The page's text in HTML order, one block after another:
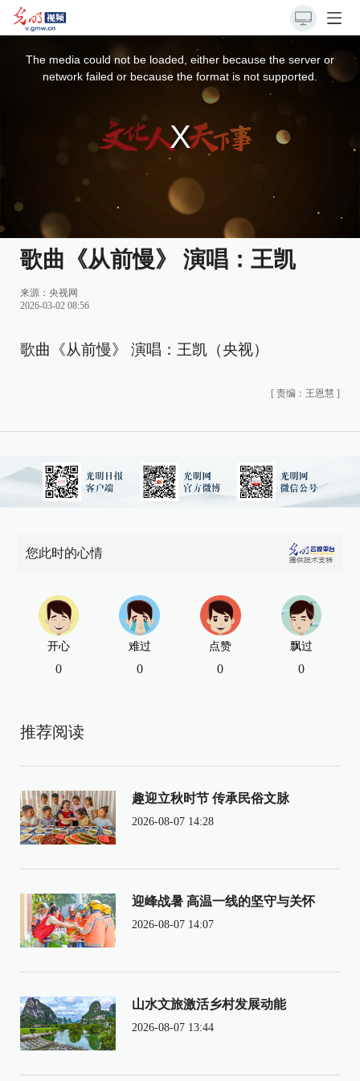
The media could not be loaded, either because the server or
network failed or because the format is not supported.
歌曲《从前慢》 演唱：王凯
来源： 央视网
2026-03-02 08:56
歌曲《从前慢》 演唱：王凯（央视）
[ 责编：王恩慧 ]
您此时的心情
开心
0
难过
0
点赞
0
飘过
0
推荐阅读
趣迎立秋时节 传承民俗文脉
2026-08-07 14:28
迎峰战暑 高温一线的坚守与关怀
2026-08-07 14:07
山水文旅激活乡村发展动能
2026-08-07 13:44